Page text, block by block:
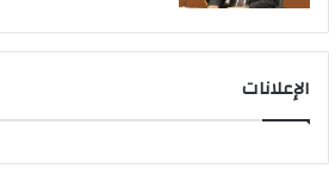
الإعلانات